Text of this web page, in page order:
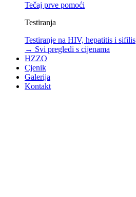
Tečaj prve pomoći
Testiranja
Testiranje na HIV, hepatitis i sifilis
→ Svi pregledi s cijenama
HZZO
Cjenik
Galerija
Kontakt